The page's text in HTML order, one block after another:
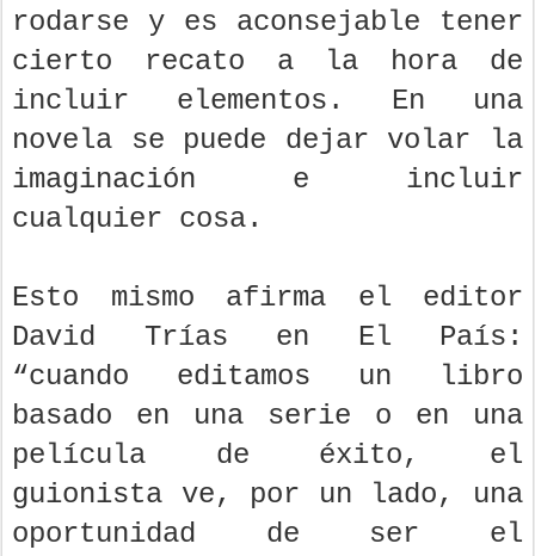
rodarse y es aconsejable tener
cierto recato a la hora de
incluir elementos. En una
novela se puede dejar volar la
imaginación e incluir
cualquier cosa.
Esto mismo afirma el editor
David Trías en El País:
“cuando editamos un libro
basado en una serie o en una
película de éxito, el
guionista ve, por un lado, una
oportunidad de ser el